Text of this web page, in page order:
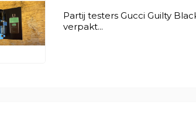
Partij testers Gucci Guilty
verpakt...